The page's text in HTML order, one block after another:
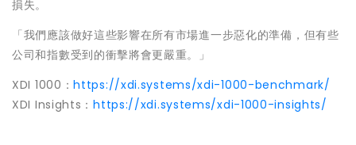
損失。
「我們應該做好這些影響在所有市場進一步惡化的準備，但有些
公司和指數受到的衝擊將會更嚴重。」
XDI 1000：https://xdi.systems/xdi-1000-benchmark/
XDI Insights：https://xdi.systems/xdi-1000-insights/